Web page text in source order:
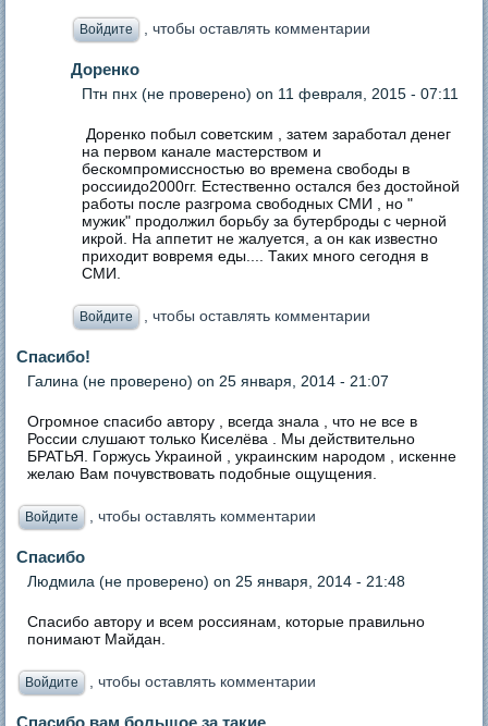
Войдите , чтобы оставлять комментарии
Доренко
Птн пнх (не проверено) on 11 февраля, 2015 - 07:11
Доренко побыл советским , затем заработал денег
на первом канале мастерством и
бескомпромиссностью во времена свободы в
россиидо2000гг. Естественно остался без достойной
работы после разгрома свободных СМИ , но "
мужик" продолжил борьбу за бутерброды с черной
икрой. На аппетит не жалуется, а он как известно
приходит вовремя еды.... Таких много сегодня в
СМИ.
Войдите , чтобы оставлять комментарии
Спасибо!
Галина (не проверено) on 25 января, 2014 - 21:07
Огромное спасибо автору , всегда знала , что не все в
России слушают только Киселёва . Мы действительно
БРАТЬЯ. Горжусь Украиной , украинским народом , искенне
желаю Вам почувствовать подобные ощущения.
Войдите , чтобы оставлять комментарии
Спасибо
Людмила (не проверено) on 25 января, 2014 - 21:48
Спасибо автору и всем россиянам, которые правильно
понимают Майдан.
Войдите , чтобы оставлять комментарии
Спасибо вам большое за такие